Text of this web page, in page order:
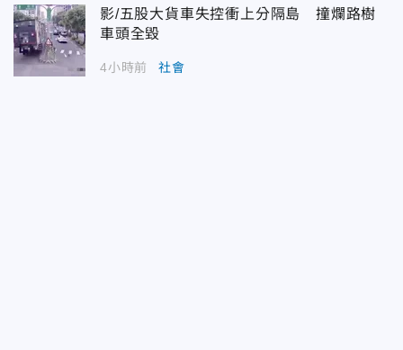
影/五股大貨車失控衝上分隔島 撞爛路樹
車頭全毀
4小時前 社會